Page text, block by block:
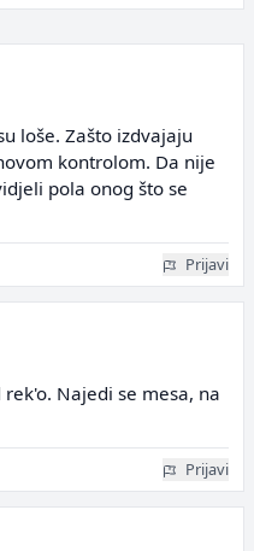
loše. Zašto izdvajaju
kontrolom. Da nije
pola onog što se
Prijavi
Najedi se mesa, na
Prijavi